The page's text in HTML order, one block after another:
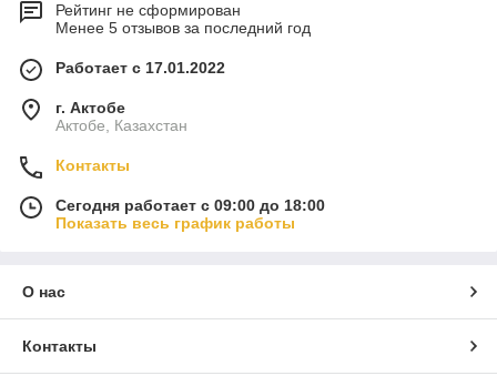
Рейтинг не сформирован
Менее 5 отзывов за последний год
Работает с 17.01.2022
г. Актобе
Актобе, Казахстан
Контакты
Сегодня работает с 09:00 до 18:00
Показать весь график работы
О нас
Контакты